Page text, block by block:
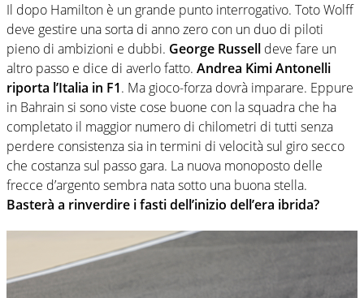
Il dopo Hamilton è un grande punto interrogativo. Toto Wolff
deve gestire una sorta di anno zero con un duo di piloti
pieno di ambizioni e dubbi. George Russell deve fare un
altro passo e dice di averlo fatto. Andrea Kimi Antonelli
riporta l’Italia in F1. Ma gioco-forza dovrà imparare. Eppure
in Bahrain si sono viste cose buone con la squadra che ha
completato il maggior numero di chilometri di tutti senza
perdere consistenza sia in termini di velocità sul giro secco
che costanza sul passo gara. La nuova monoposto delle
frecce d’argento sembra nata sotto una buona stella.
Basterà a rinverdire i fasti dell’inizio dell’era ibrida?